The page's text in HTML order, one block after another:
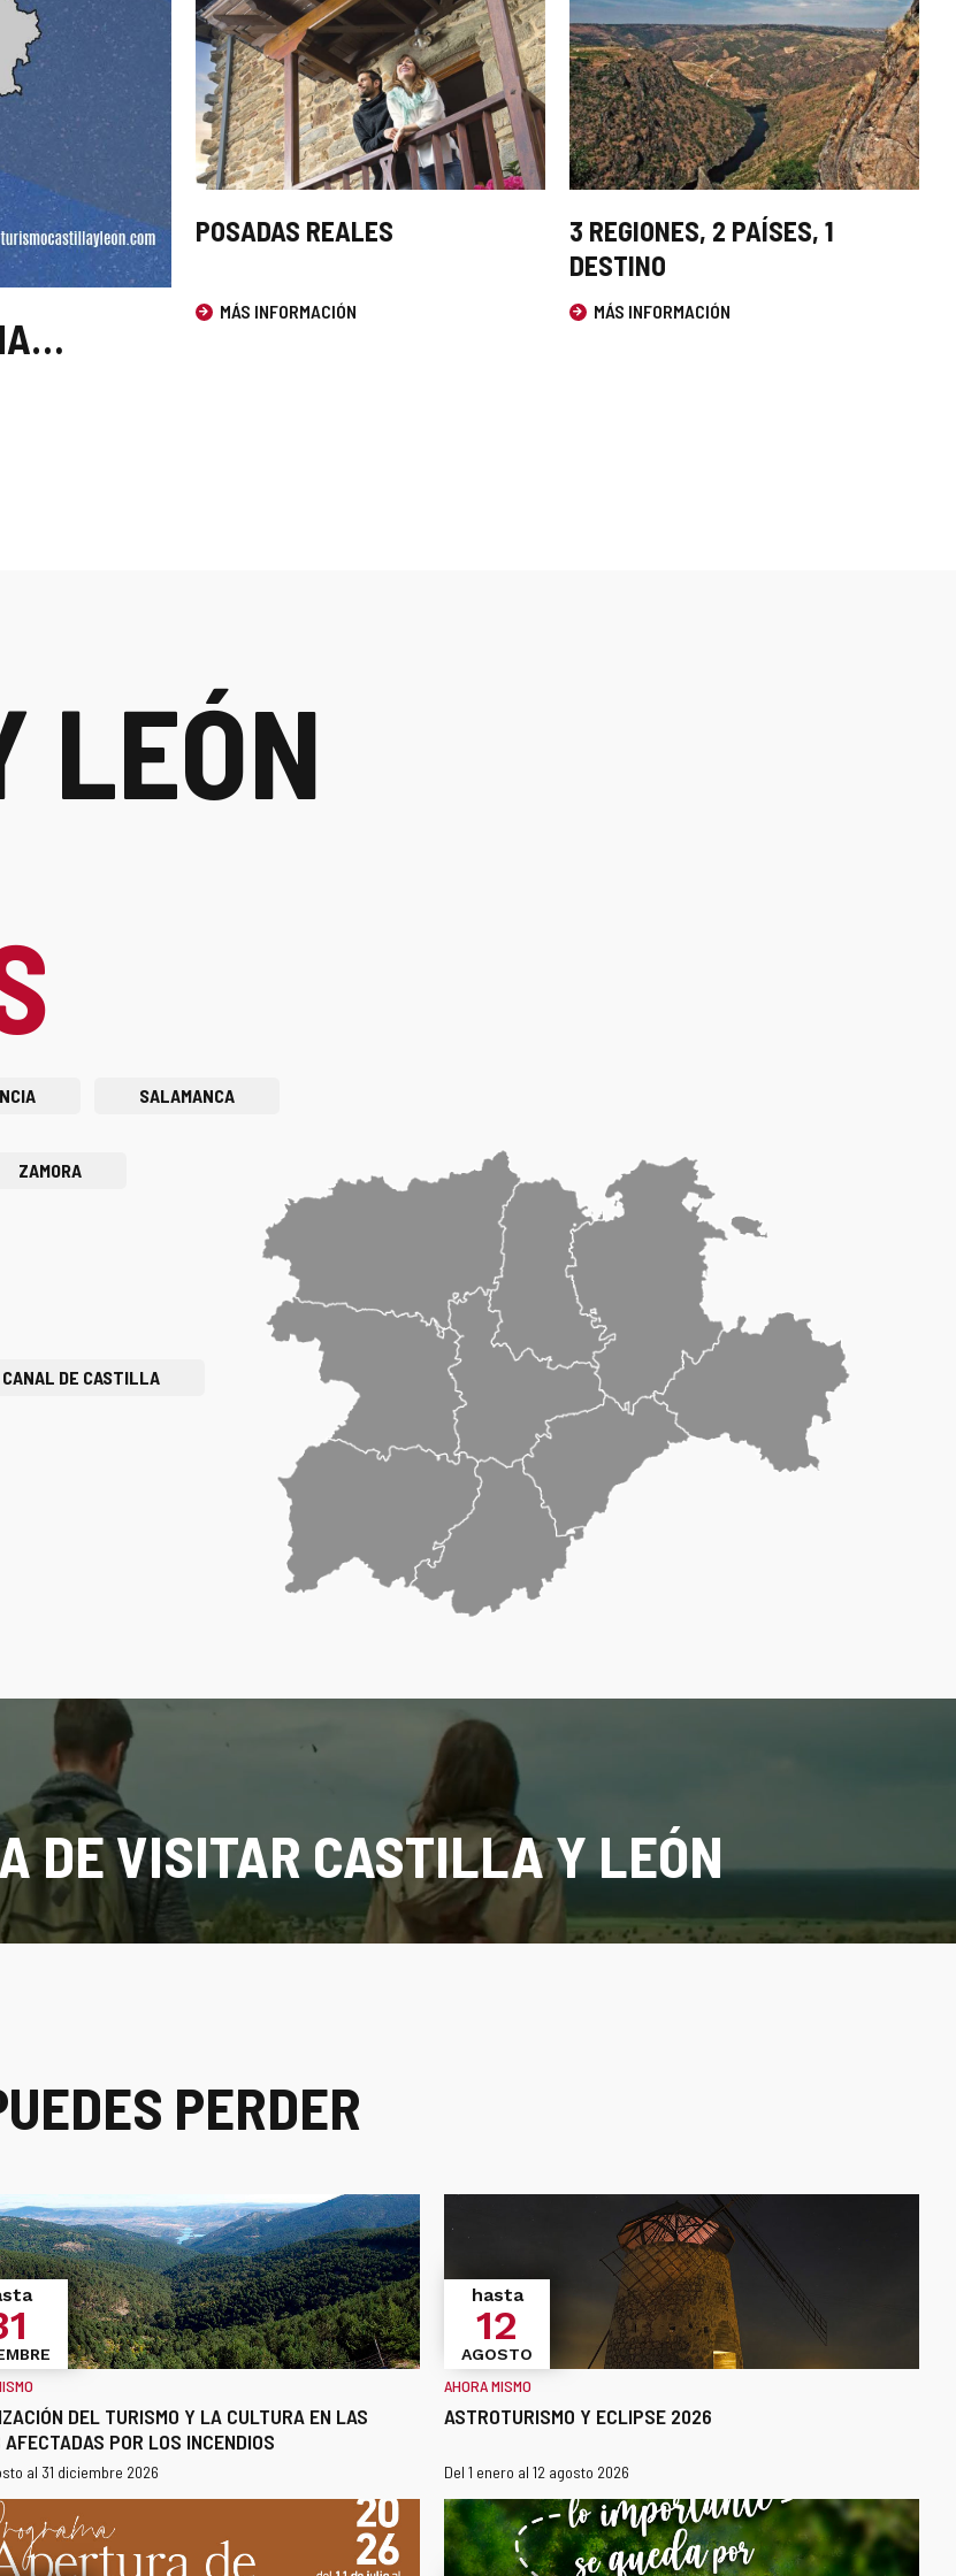
se
abrirá
en
una
ventana
nueva.
POSADAS REALES
MÁS INFORMACIÓN
3 REGIONES, 2 PAÍSES, 1
DESTINO
MÁS INFORMACIÓN
LEÓN
SALAMANCA
ZAMORA
CANAL DE CASTILLA
DE VISITAR CASTILLA Y LEÓN
PERDER
DEL TURISMO Y LA CULTURA EN LAS
AFECTADAS POR LOS INCENDIOS
al 31 diciembre 2026
ASTROTURISMO Y ECLIPSE 2026
hasta
12
AGOSTO
¿Cuándo?
AHORA MISMO
Fechas
Del 1 enero al 12 agosto 2026